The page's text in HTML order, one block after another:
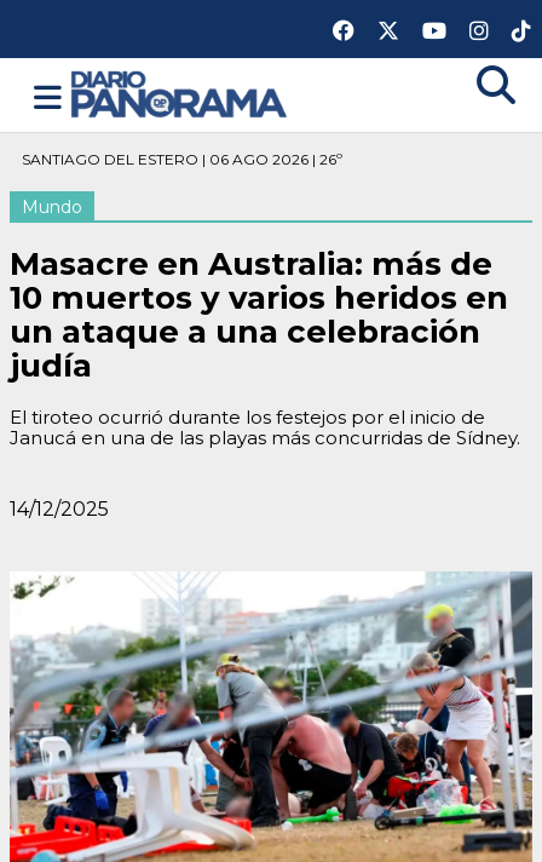
SANTIAGO DEL ESTERO | 06 AGO 2026 | 26º
Mundo
Masacre en Australia: más de
10 muertos y varios heridos en
un ataque a una celebración
judía
El tiroteo ocurrió durante los festejos por el inicio de
Janucá en una de las playas más concurridas de Sídney.
14/12/2025